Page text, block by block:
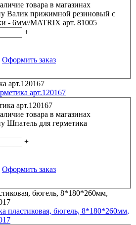
товара в магазинах
Валик прижимной резиновый с
- 6мм//MATRIX арт. 81005
+
Оформить заказ
арт.120167
товара в магазинах
Шпатель для герметика
+
Оформить заказ
пластиковая, бюгель, 8*180*260мм,